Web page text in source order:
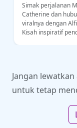
Simak perjalanan
Catherine dan
viralnya dengan
Kisah inspiratif
Jangan
untuk tetap